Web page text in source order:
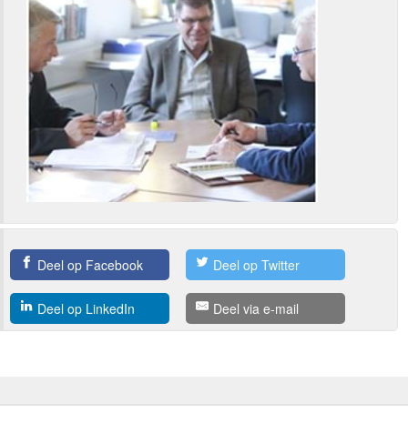
Deel op Facebook Deel op Twitter
Deel op LinkedIn Deel via e-mail